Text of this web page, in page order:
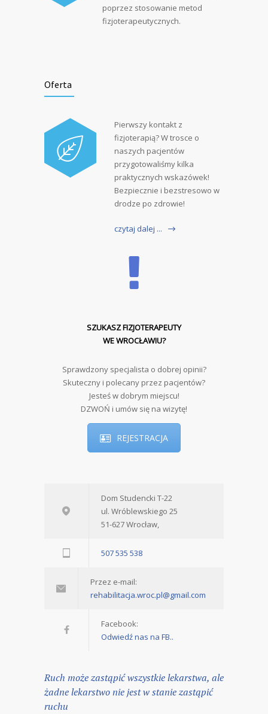
poprzez stosowanie metod
fizjoterapeutycznych.
Oferta
Pierwszy kontakt z
fizjoterapią? W trosce o
naszych pacjentów
przygotowaliśmy kilka
praktycznych wskazówek!
Bezpiecznie i bezstresowo w
drodze po zdrowie!
czytaj dalej ...
SZUKASZ FIZJOTERAPEUTY
WE WROCŁAWIU?
Sprawdzony specjalista o dobrej opinii?
Skuteczny i polecany przez pacjentów?
Jesteś w dobrym miejscu!
DZWOŃ i umów się na wizytę!
REJESTRACJA
Dom Studencki T-22
ul. Wróblewskiego 25
51-627 Wrocław,
507 535 538
Przez e-mail:
rehabilitacja.wroc.pl@gmail.com
Facebook:
Odwiedź nas na FB..
Ruch może zastąpić wszystkie lekarstwa, ale
żadne lekarstwo nie jest w stanie zastąpić
ruchu